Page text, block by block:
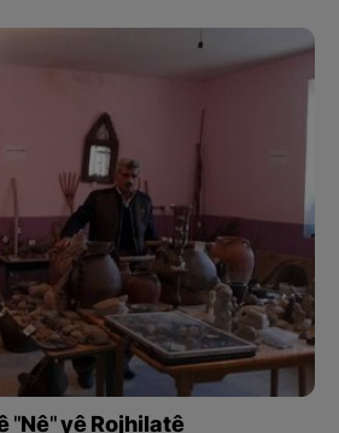
"Nê" yê Rojhilatê